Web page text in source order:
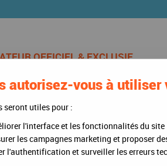
DE CHAMPAGNE
>Albums >Album Regular DDR V 1986-1990
autorisez-vous à utiliser
seront utiles pour :
l'interface et les fonctionnalités du site
les campagnes marketing et proposer
l'authentification et surveiller les erreurs